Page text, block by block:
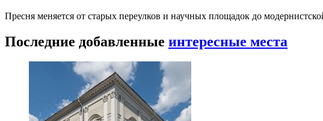
Пресня меняется от старых переулков и научных площадок до
Последние добавленные интересные места